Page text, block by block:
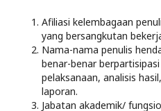
Afiliasi kelembagaan
yang bersangkutan
Nama-nama penulis
benar-benar
pelaksanaan, analisis
laporan.
Jabatan akademik/